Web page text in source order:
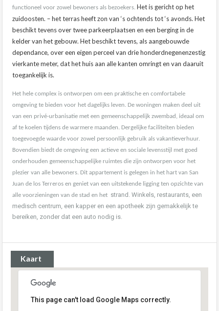
functioneel voor zowel bewoners als bezoekers. Het is gericht op het
zuidoosten. – het terras heeft zon van ‘s ochtends tot ‘s avonds. Het
beschikt tevens over twee parkeerplaatsen en een berging in de
kelder van het gebouw. ​​Het beschikt tevens, als aangebouwde
dependance, over een eigen perceel van drie honderdnegenenzestig
vierkante meter, dat het huis aan alle kanten omringt en van daaruit
toegankelijk is.
Het hele complex is ontworpen om een ​​praktische en comfortabele
omgeving te bieden voor het dagelijks leven. De woningen maken deel uit
van een privé-urbanisatie met een gemeenschappelijk zwembad, ideaal om
af te koelen tijdens de warmere maanden. Dergelijke faciliteiten bieden
toegevoegde waarde voor zowel persoonlijk gebruik als vakantieverhuur.
Bovendien biedt de omgeving een actieve en sociale levensstijl met goed
onderhouden gemeenschappelijke ruimtes die zijn ontworpen voor het
plezier van alle bewoners. Dit appartement is gelegen in het hart van San
Juan de los Terreros en geniet van een uitstekende ligging ten opzichte van
alle voorzieningen van de stad en het strand. Winkels, restaurants, een
medisch centrum, een kapper en een apotheek zijn gemakkelijk te
bereiken, zonder dat een auto nodig is.
Kaart
This page can't load Google Maps correctly.